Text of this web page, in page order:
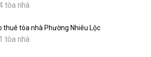
tòa nhà
thuê tòa nhà Phường Nhiêu Lộc
tòa nhà